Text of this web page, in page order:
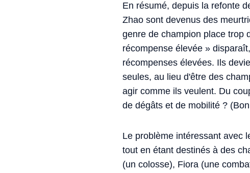
En résumé, depuis la refonte
Zhao sont devenus des
genre de champion place trop
récompense élevée »
récompenses élevées. Ils
seules, au lieu d'être des
agir comme ils veulent. Du
de dégâts et de mobilité ?
Le problème intéressant avec
tout en étant destinés à des
(un colosse), Fiora (une